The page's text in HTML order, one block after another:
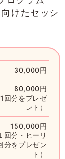
けたセッシ
30,000円
80,000円
回分をプレゼ
ント）
150,000円
回分・ヒーリ
分をプレゼン
ト）